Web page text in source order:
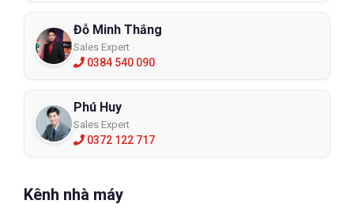
Đỗ Minh Thắng
Sales Expert
0384 540 090
Phú Huy
Sales Expert
0372 122 717
Kênh nhà máy